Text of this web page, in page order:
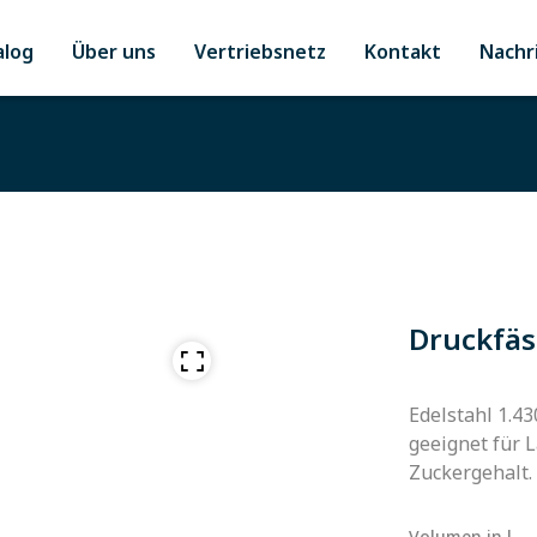
Über uns Vertriebsnetz Kontakt
Edelstahl
geeignet für
Zuckergehalt.